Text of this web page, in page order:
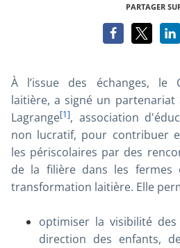
PARTAGER
À l’issue des échanges, le
laitière, a signé un partenariat
Lagrange[1], association d'
non lucratif, pour contribuer
les périscolaires par des
de la filière dans les fermes
transformation laitière. Elle
optimiser la visibilité
direction des enfants,